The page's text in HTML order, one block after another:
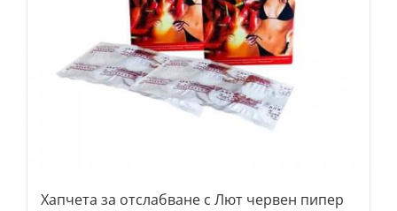
Хапчета за отслабване с Лют червен пипер